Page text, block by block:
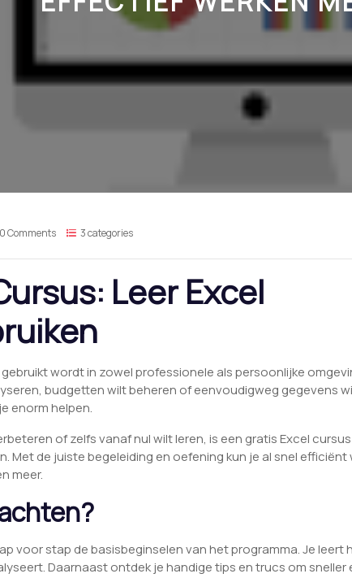
0 Comments 3 categories
Leer Excel
wordt in zowel professionele als persoonlijke
budgetten wilt beheren of eenvoudigweg gegevens
enorm helpen.
of zelfs vanaf nul wilt leren, is een gratis Excel
Met de juiste begeleiding en oefening kun je al snel efficiënt
meer.
voor stap de basisbeginselen van het programma. Je leert
Daarnaast ontdek je handige tips en trucs om sneller